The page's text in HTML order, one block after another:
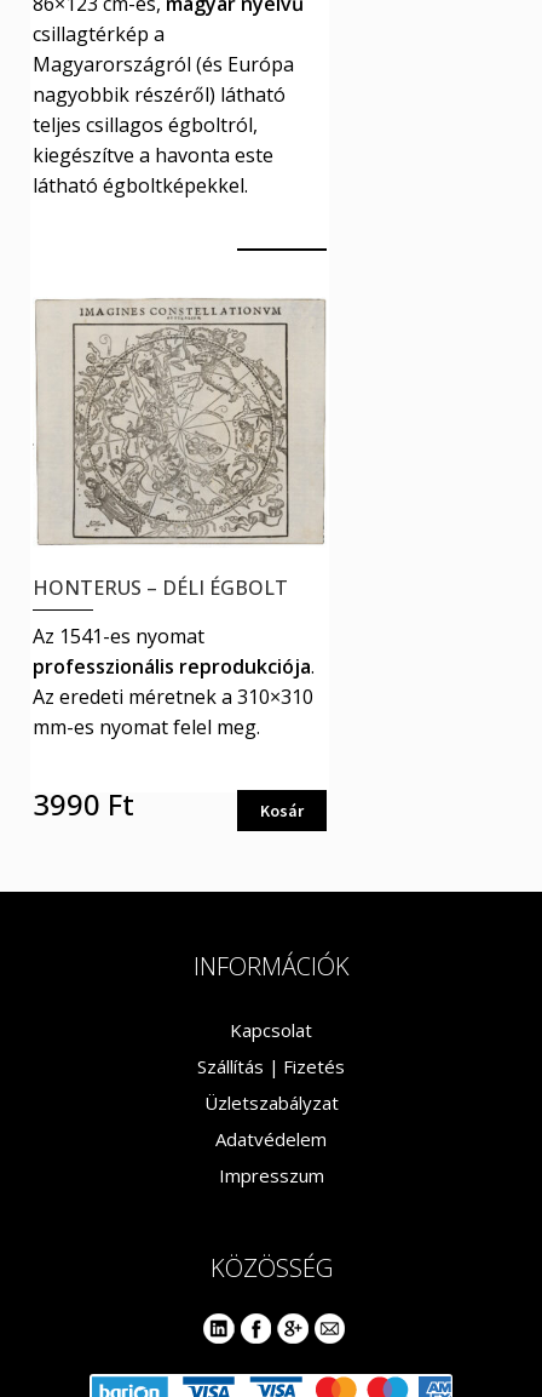
csillagtérkép a
Magyarországról (és Európa
nagyobbik részéről) látható
teljes csillagos égboltról,
kiegészítve a havonta este
látható égboltképekkel.
terméknek
több
variációja
van.
A
változatok
a
termékoldalon
ki
HONTERUS – DÉLI ÉGBOLT
Az 1541-es nyomat
professzionális reprodukciója.
Az eredeti méretnek a 310×310
mm-es nyomat felel meg.
3990 Ft Kosár
több
van.
termékoldalon
választhatók
INFORMÁCIÓK
Kapcsolat
Szállítás | Fizetés
Üzletszabályzat
Adatvédelem
Impresszum
KÖZÖSSÉG